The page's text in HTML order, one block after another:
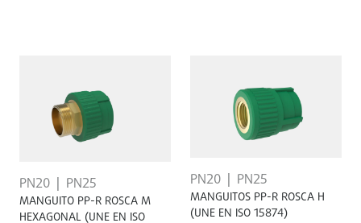
PN20 PN25
MANGUITO PP-R ROSCA M
HEXAGONAL (UNE EN ISO
PN20 PN25
MANGUITOS PP-R ROSCA H
(UNE EN ISO 15874)